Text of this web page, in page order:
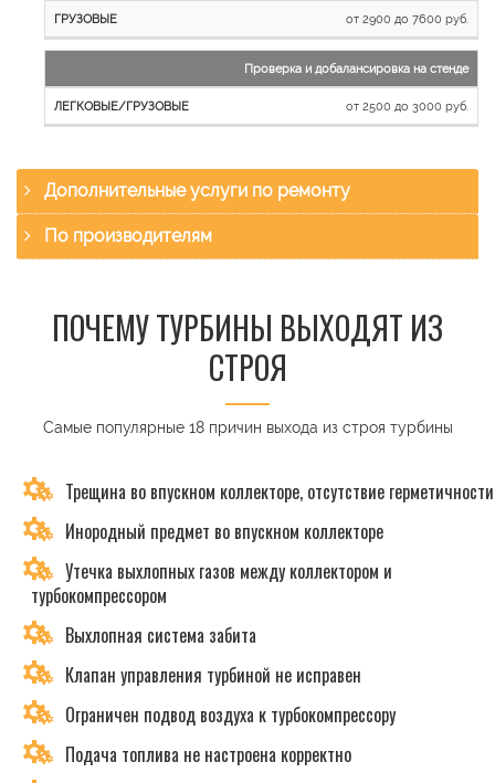
от 2900 до 7600 руб.
Проверка и добалансировка на стенде
от 2500 до 3000 руб.
Дополнительные услуги по ремонту
По производителям
ПОЧЕМУ ТУРБИНЫ ВЫХОДЯТ ИЗ
СТРОЯ
Самые популярные 18 причин выхода из строя турбины
Трещина во впускном коллекторе, отсутствие герметичности
Инородный предмет во впускном коллекторе
Утечка выхлопных газов между коллектором и
турбокомпрессором
Выхлопная система забита
Клапан управления турбиной не исправен
Ограничен подвод воздуха к турбокомпрессору
Подача топлива не настроена корректно